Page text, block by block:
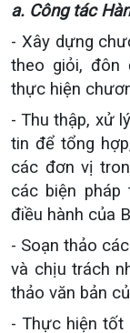
a. Công tác
- Xây dựng
theo giỏi, đôn
thực hiện
- Thu thập, xử
tin để tổng
các đơn vị
các biện
điều hành của
- Soạn thảo
và chịu trách
thảo văn bản
- Thực hiện